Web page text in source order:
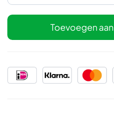
Klein
Eternity
Toevoegen